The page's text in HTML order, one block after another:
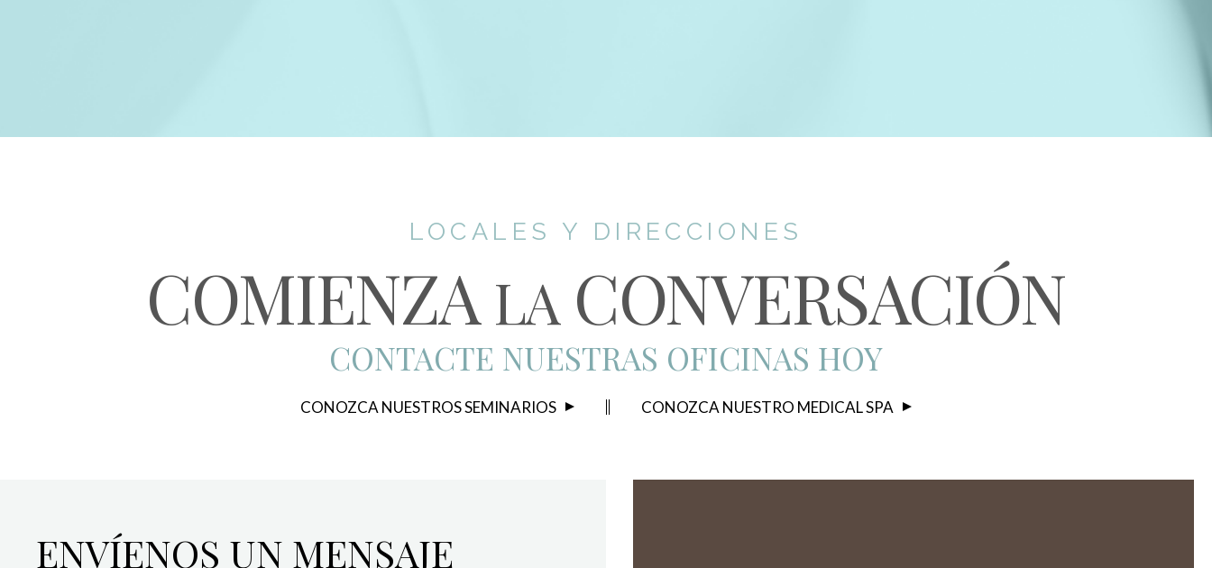
LOCALES Y DIRECCIONES
COMIENZALA CONVERSACIÓN
CONTACTE NUESTRAS OFICINAS HOY
CONOZCA NUESTROS SEMINARIOS CONOZCA NUESTRO MEDICAL SPA
ENVÍENOS UN MENSAJE